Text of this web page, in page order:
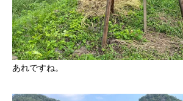
あれですね。